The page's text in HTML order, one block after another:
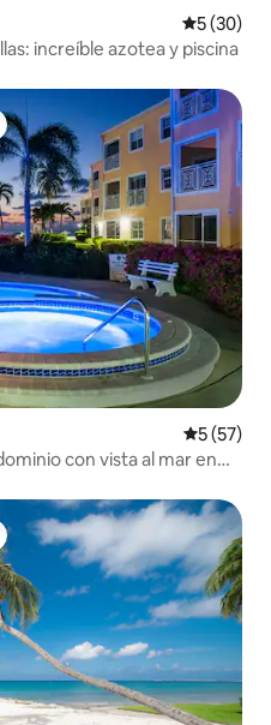
5 (30)
increíble azotea y piscina
5 (57)
con vista al mar en